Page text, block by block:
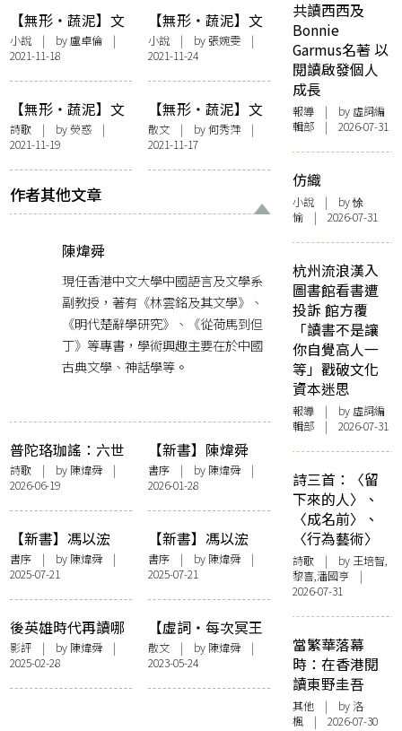
【無形・蔬泥】文
學 × 視藝展覽——
留下來的人
小說 | by盧卓倫 |
2021-11-18
【無形・蔬泥】文
學 × 視藝展覽——
潔身自愛
小說| by張婉雯|
2021-11-24
【無形・蔬泥】文
學 × 視藝展覽——
馬蹄
詩歌 | by熒惑 |
2021-11-19
【無形・蔬泥】文
學 × 視藝展覽——
親愛的＿＿
散文| by何秀萍|
2021-11-17
作者其他文章
陳煒舜
現任香港中文大學中國語言及文學系
副教授，著有《林雲銘及其文學》、
《明代楚辭學研究》、《從荷馬到但
丁》等專書，學術興趣主要在於中國
古典文學、神話學等。
普陀珞珈謠：六世
達賴倉央情歌楚譯
詩歌 | by 陳煒舜 |
2026-06-19
【新書】陳煒舜
《芳華相接：海派
時代曲十三談》後
記
書序| by 陳煒舜|
2026-01-28
【新書】馮以浤
《春風舊雨——回
歸前香港教育論說
長短篇》陳煒舜序
——〈澡雪精神識
素衷〉
書序 | by 陳煒舜 |
2025-07-21
【新書】馮以浤
《春華秋實—拔萃
山上的往事》——
陳煒舜序
書序| by 陳煒舜|
2025-07-21
後英雄時代再讀哪
吒系列仙怪來源 由
《封神演義》至西
亞神話再到巴比倫
影評 | by 陳煒舜 |
2025-02-28
【虛詞・每次冥王
星靠近的時分】冥
王星的生死神話
散文| by 陳煒舜|
2023-05-24
共讀西西及
Bonnie
Garmus名著 以
閱讀啟發個人
成長
報導 | by 虛詞編
輯部 | 2026-07-31
仿織
小說 | by 悇
愉 | 2026-07-31
杭州流浪漢入
圖書館看書遭
投訴 館方覆
「讀書不是讓
你自覺高人一
等」戳破文化
資本迷思
報導 | by 虛詞編
輯部 | 2026-07-31
詩三首：〈留
下來的人〉、
〈成名前〉、
〈行為藝術〉
詩歌 | by 王培智,
黎喜,潘國亨 |
2026-07-31
當繁華落幕
時：在香港閱
讀東野圭吾
其他 | by洛
楓 | 2026-07-30